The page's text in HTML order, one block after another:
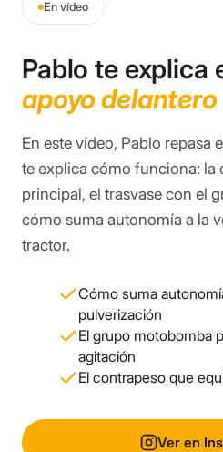
En vídeo
Pablo te explica
apoyo delantero
En este vídeo, Pablo repasa
te explica cómo funciona:
principal, el trasvase con el
cómo suma autonomía a la
tractor.
Cómo suma
pulverización
El grupo motobomba
agitación
El contrapeso que
Ver en